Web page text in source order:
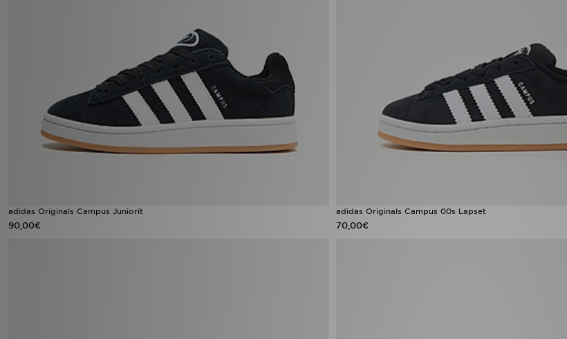
adidas Originals Campus Juniorit
90,00€
adidas Originals Campus 00s Lapset
70,00€